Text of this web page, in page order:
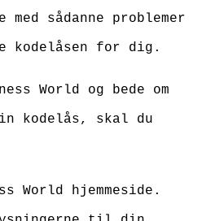
sådanne problemer
kodelåsen for dig.
World og bede om
kodelås, skal du
World hjemmeside.